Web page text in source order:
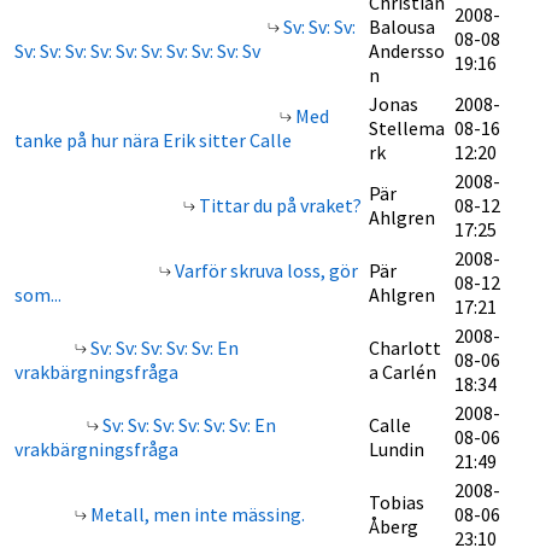
Sv: Sv: Sv:
Sv: Sv: Sv: Sv: Sv: Sv: Sv: Sv: Sv: Sv
Balousa
Andersso
n
2008-
08-08
19:16
Med
tanke på hur nära Erik sitter Calle
Jonas
Stellema
rk
2008-
08-16
12:20
Tittar du på vraket? Pär
Ahlgren
2008-
08-12
17:25
Varför skruva loss, gör
som...
Pär
Ahlgren
2008-
08-12
17:21
Sv: Sv: Sv: Sv: Sv: En
vrakbärgningsfråga
Charlott
a Carlén
2008-
08-06
18:34
Sv: Sv: Sv: Sv: Sv: Sv: En
vrakbärgningsfråga
Calle
Lundin
2008-
08-06
21:49
Metall, men inte mässing.
Tobias
Åberg
2008-
08-06
23:10